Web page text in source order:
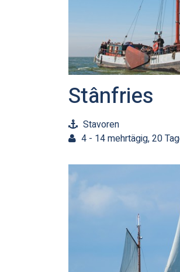
Stânfries
Stavoren
4 - 14 mehrtägig, 20